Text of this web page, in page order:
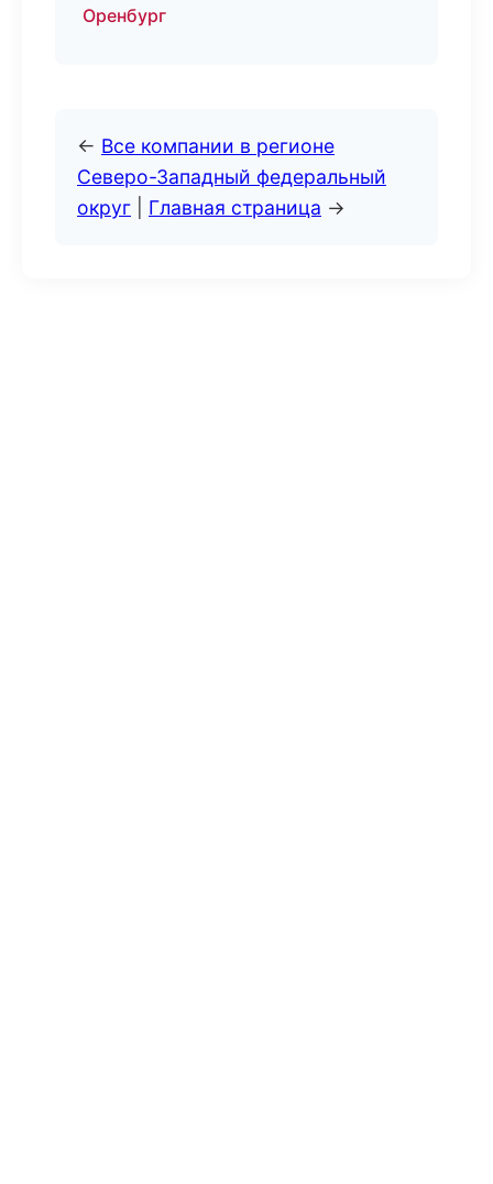
Оренбург
← Все компании в регионе
Северо-Западный федеральный
округ
Главная страница →